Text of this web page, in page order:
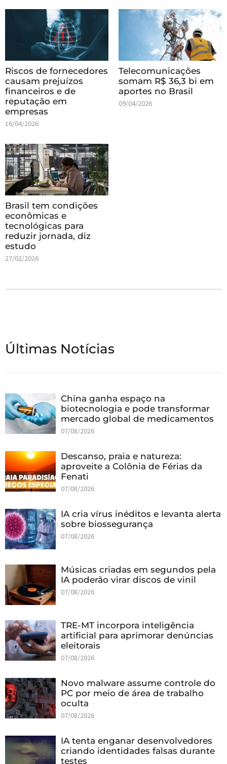
Riscos de fornecedores
causam prejuízos
financeiros e de
reputação em
empresas
16/04/2026
Telecomunicações
somam R$ 36,3 bi em
aportes no Brasil
09/04/2026
Brasil tem condições
econômicas e
tecnológicas para
reduzir jornada, diz
estudo
27/02/2026
Últimas Notícias
China ganha espaço na
biotecnologia e pode transformar
mercado global de medicamentos
07/08/2026
Descanso, praia e natureza:
aproveite a Colônia de Férias da
Fenati
07/08/2026
IA cria vírus inéditos e levanta alerta
sobre biossegurança
07/08/2026
Músicas criadas em segundos pela
IA poderão virar discos de vinil
07/08/2026
TRE-MT incorpora inteligência
artificial para aprimorar denúncias
eleitorais
07/08/2026
Novo malware assume controle do
PC por meio de área de trabalho
oculta
07/08/2026
IA tenta enganar desenvolvedores
criando identidades falsas durante
testes